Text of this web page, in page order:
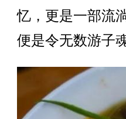
忆，更是一部流
便是令无数游子